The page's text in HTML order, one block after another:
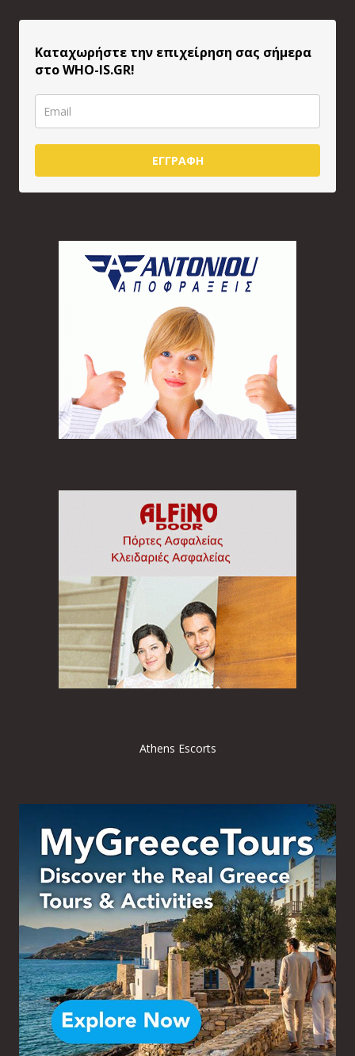
Καταχωρήστε την επιχείρηση σας σήμερα
στο WHO-IS.GR!
ΕΓΓΡΑΦΗ
Athens Escorts